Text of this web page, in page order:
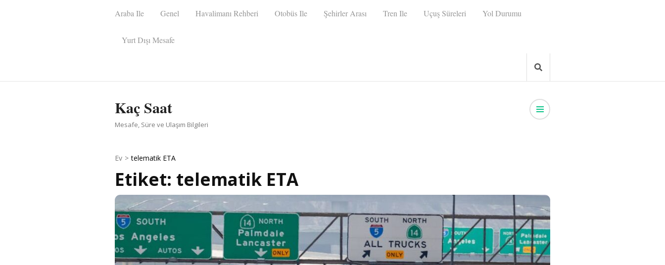
Araba Ile Genel Havalimanı Rehberi Otobüs Ile Şehirler Arası Tren Ile Uçuş Süreleri Yol Durumu
Yurt Dışı Mesafe
Kaç Saat
Mesafe, Süre ve Ulaşım Bilgileri
Ev > telematik ETA
Etiket: telematik ETA